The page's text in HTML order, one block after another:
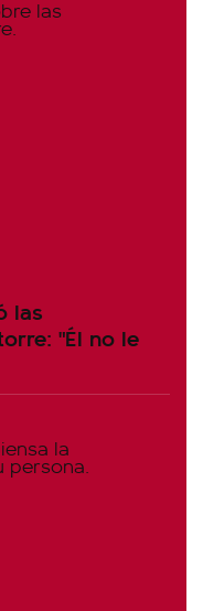
las
"Él no le